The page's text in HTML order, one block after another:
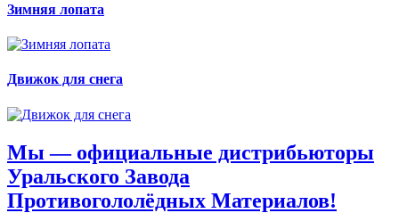
Зимняя лопата
Движок для снега
Мы — официальные дистрибьюторы
Уральского Завода
Противогололёдных Материалов!